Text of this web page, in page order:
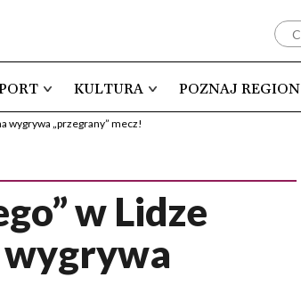
KULTURA POZNAJ REGION
wygrywa „przegrany” mecz!
w Lidze